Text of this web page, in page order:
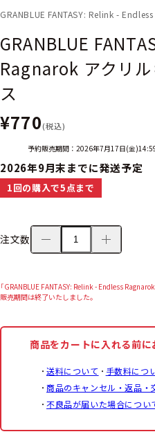
GRANBLUE FANTASY: Relink -
GRANBLUE
Ragnarok アクリ
ス
¥770(税込)
予約販売期間：2026年7月17日(金
2026年9月末までに発送予定
1回の購入で5点まで
注文数
「GRANBLUE FANTASY: Relink - Endless
販売期間は終了いたしました。
商品をカートに入れる前に
送料について 手数料につ
商品のキャンセル・返品・
不良品が届いた場合につい